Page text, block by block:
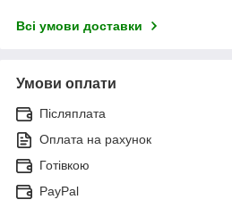
Всі умови доставки
Умови оплати
Післяплата
Оплата на рахунок
Готівкою
PayPal